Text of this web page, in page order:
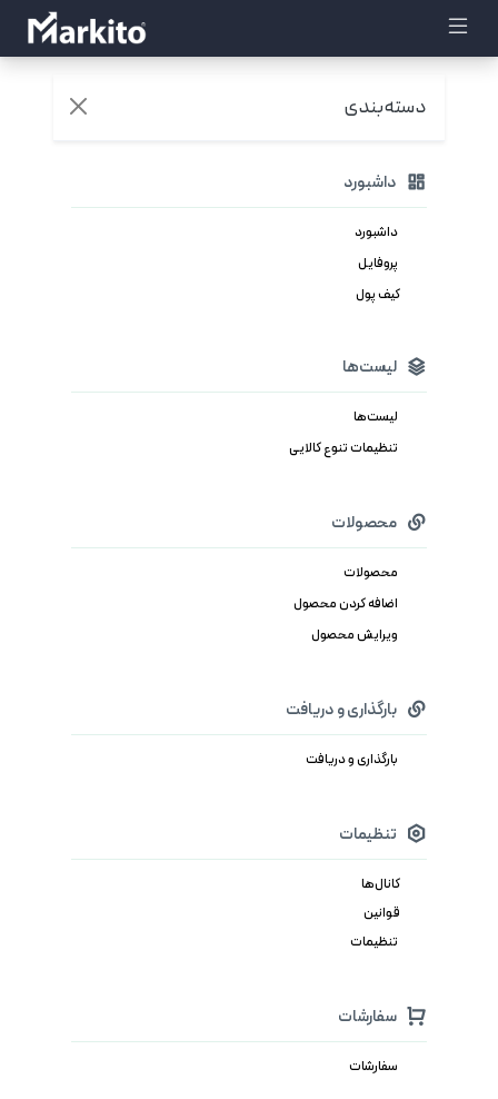
دسته‌بندی
داشبورد
داشبورد
پروفایل
کیف پول
لیست‌ها
لیست‌ها
تنظیمات تنوع کالایی
محصولات
محصولات
اضافه کردن محصول
ویرایش محصول
بارگذاری و دریافت
بارگذاری و دریافت
تنظیمات
کانال‌ها
قوانین
تنظیمات
سفارشات
سفارشات